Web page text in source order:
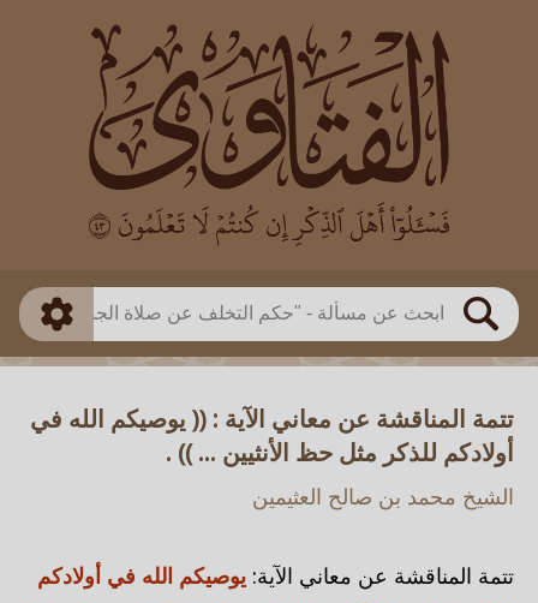
بحث
العالم
بن باز
بن العثيمين
اللجنة الدائمة
طريقة البحث
ذكي
تتمة المناقشة عن معاني الآية : (( يوصيكم الله في
أولادكم للذكر مثل حظ الأنثيين ... )) .
الشيخ محمد بن صالح العثيمين
تتمة المناقشة عن معاني الآية: يوصيكم الله في أولادكم